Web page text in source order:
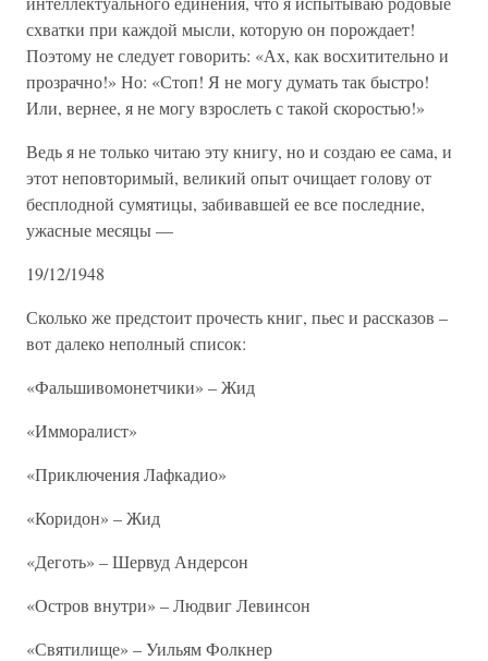
схватки при каждой мысли, которую он порождает!
Поэтому не следует говорить: «Ах, как восхитительно и
прозрачно!» Но: «Стоп! Я не могу думать так быстро!
Или, вернее, я не могу взрослеть с такой скоростью!»
Ведь я не только читаю эту книгу, но и создаю ее сама, и
этот неповторимый, великий опыт очищает голову от
бесплодной сумятицы, забивавшей ее все последние,
ужасные месяцы —
19/12/1948
Сколько же предстоит прочесть книг, пьес и рассказов –
вот далеко неполный список:
«Фальшивомонетчики» – Жид
«Имморалист»
«Приключения Лафкадио»
«Коридон» – Жид
«Деготь» – Шервуд Андерсон
«Остров внутри» – Людвиг Левинсон
«Святилище» – Уильям Фолкнер